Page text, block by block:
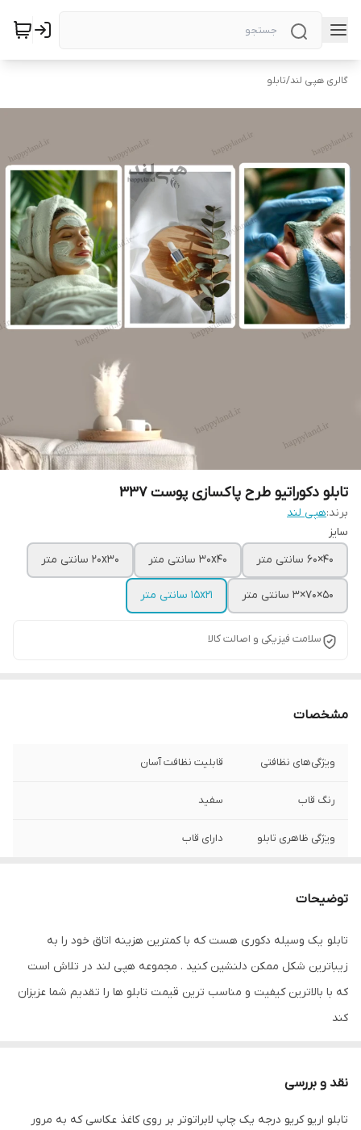
گالری هپی لند/تابلو
تابلو دکوراتیو طرح پاکسازی پوست 337
برند:هپی لند
سایز
40×60 سانتی متر
30x40 سانتی متر 20x30 سانتی متر
50×70×3 سانتی متر 15x21 سانتی متر
سلامت فیزیکی و اصالت کالا
مشخصات
ویژگی‌های نظافتی قابلیت نظافت آسان
رنگ قاب سفید
ویژگی ظاهری تابلو دارای قاب
تعدادتکه سه تکه
توضیحات
تابلو یک وسیله دکوری هست که با کمترین هزینه اتاق خود را به
زیباترین شکل ممکن دلنشین کنید . مجموعه هپی لند در تلاش است
که با بالاترین کیفیت و مناسب ترین قیمت تابلو ها را تقدیم شما عزیزان
کند
زمان رنگ ان تغییر نمیکند وجنس قاب شمش اریو از نوع بهترین جنس
قاب میباشد
نقد و بررسی
تابلو اریو کریو درجه یک چاپ لابراتوتر بر روی کاغذ عکاسی که به مرور